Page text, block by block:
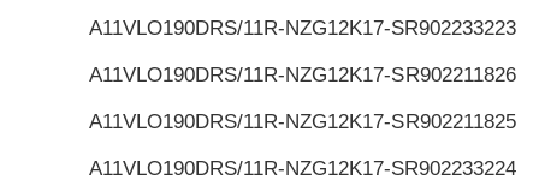
R902233223
A11VLO190DRS/11R-NZG12K17-S
R902211826
A11VLO190DRS/11R-NZG12K17-S
R902211825
A11VLO190DRS/11R-NZG12K17-S
R902233224
A11VLO190DRS/11R-NZG12K17-S